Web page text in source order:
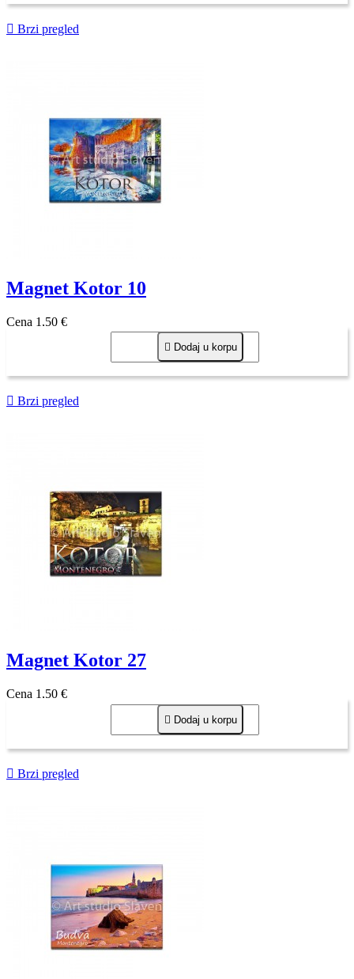
 Brzi pregled
Magnet Kotor 10
Cena 1,50 €
 Dodaj u korpu
 Brzi pregled
Magnet Kotor 27
Cena 1,50 €
 Dodaj u korpu
 Brzi pregled